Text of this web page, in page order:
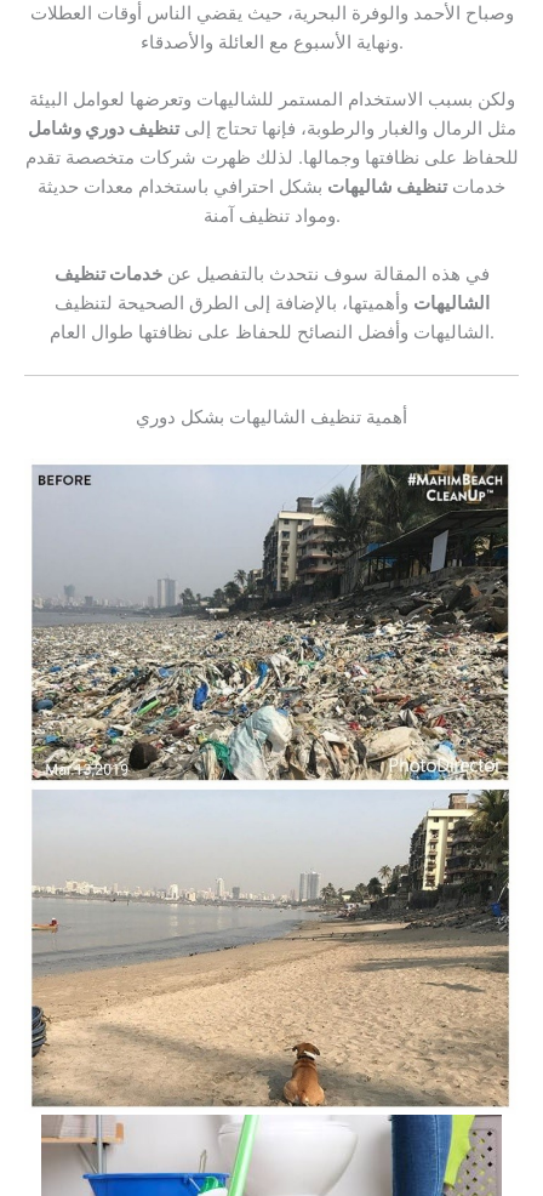
وصباح الأحمد والوفرة البحرية، حيث يقضي الناس أوقات العطلات
ونهاية الأسبوع مع العائلة والأصدقاء.
ولكن بسبب الاستخدام المستمر للشاليهات وتعرضها لعوامل البيئة
مثل الرمال والغبار والرطوبة، فإنها تحتاج إلىتنظيف دوري وشامل
للحفاظ على نظافتها وجمالها. لذلك ظهرت شركات متخصصة تقدم
خدماتتنظيف شاليهات بشكل احترافي باستخدام معدات حديثة
ومواد تنظيف آمنة.
في هذه المقالة سوف نتحدث بالتفصيل عنخدمات تنظيف
الشاليهات وأهميتها، بالإضافة إلى الطرق الصحيحة لتنظيف
الشاليهات وأفضل النصائح للحفاظ على نظافتها طوال العام.
أهمية تنظيف الشاليهات بشكل دوري